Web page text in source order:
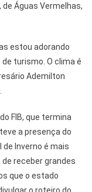
Águas Vermelhas,
estou adorando
turismo. O clima é
Ademilton
FIB, que termina
a presença do
de Inverno é mais
receber grandes
que o estado
o roteiro do